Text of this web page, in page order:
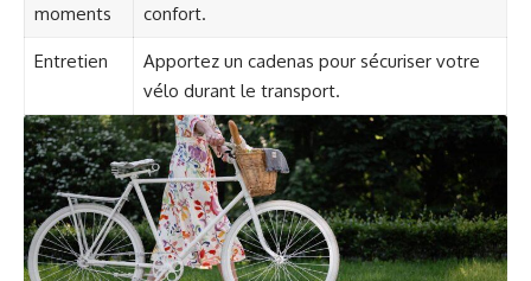
moments
confort.
Entretien
Apportez un cadenas pour sécuriser votre
vélo durant le transport.